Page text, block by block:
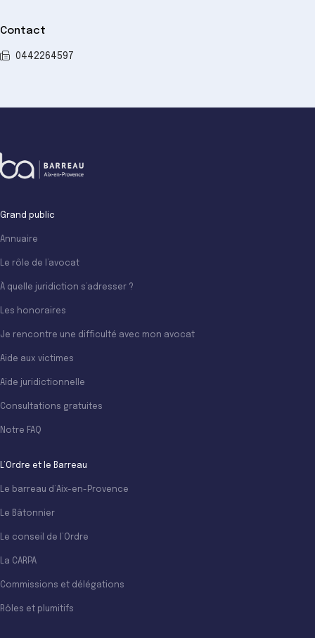
Contact
0442264597
Grand public
Annuaire
Le rôle de l’avocat
À quelle juridiction s’adresser ?
Les honoraires
Je rencontre une difficulté avec mon avocat
Aide aux victimes
Aide juridictionnelle
Consultations gratuites
Notre FAQ
L’Ordre et le Barreau
Le barreau d’Aix-en-Provence
Le Bâtonnier
Le conseil de l’Ordre
La CARPA
Commissions et délégations
Rôles et plumitifs